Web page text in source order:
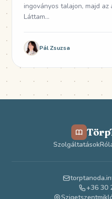
ingoványos talajon, majd
Láttam...
Pál Zsuzsa
Szolgáltatások
+36 30